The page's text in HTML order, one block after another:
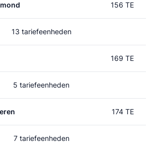
156 TE
13 tariefeenheden
169 TE
5 tariefeenheden
174 TE
7 tariefeenheden